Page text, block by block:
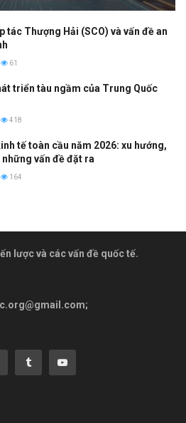
tác Thượng Hải (SCO) và vấn đề an
61
triển tàu ngầm của Trung Quốc
418
tế toàn cầu năm 2026: xu hướng,
vấn đề đặt ra
164
lược và các vấn đề quốc tế.
;